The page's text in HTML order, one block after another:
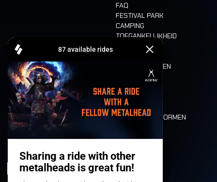
FAQ
FESTIVAL PARK
CAMPING
TOEGANKELIJKHEID
CASHLESS
ETEN EN DRINKEN
MOBILITEIT
LONE WOLVES
PLATTEGROND
DEATH RIDE
WAARDEN EN NORMEN
HISTORIEK